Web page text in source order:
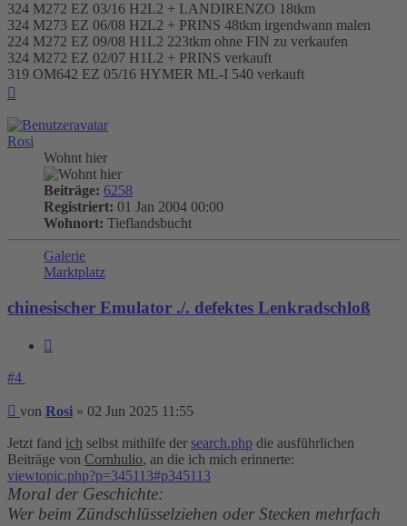
324 M272 EZ 03/16 H2L2 + LANDIRENZO 18tkm
324 M273 EZ 06/08 H2L2 + PRINS 48tkm irgendwann malen
224 M272 EZ 09/08 H1L2 223tkm ohne FIN zu verkaufen
324 M272 EZ 02/07 H1L2 + PRINS verkauft
319 OM642 EZ 05/16 HYMER ML-I 540 verkauft
Rosi
Wohnt hier
Beiträge: 6258
Registriert: 01 Jan 2004 00:00
Wohnort: Tieflandsbucht
Galerie
Marktplatz
chinesischer Emulator ./. defektes Lenkradschloß
#4
Beitrag
von Rosi » 02 Jun 2025 11:55
Jetzt fand ich selbst mithilfe der search.php die ausführlichen
Beiträge von Cornhulio, an die ich mich erinnerte:
viewtopic.php?p=345113#p345113
Moral der Geschichte:
Wer beim Zündschlüsselziehen oder Stecken mehrfach